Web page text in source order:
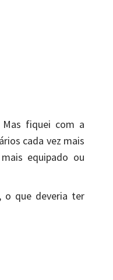
Mas fiquei com a
cada vez mais
equipado ou
o que deveria ter